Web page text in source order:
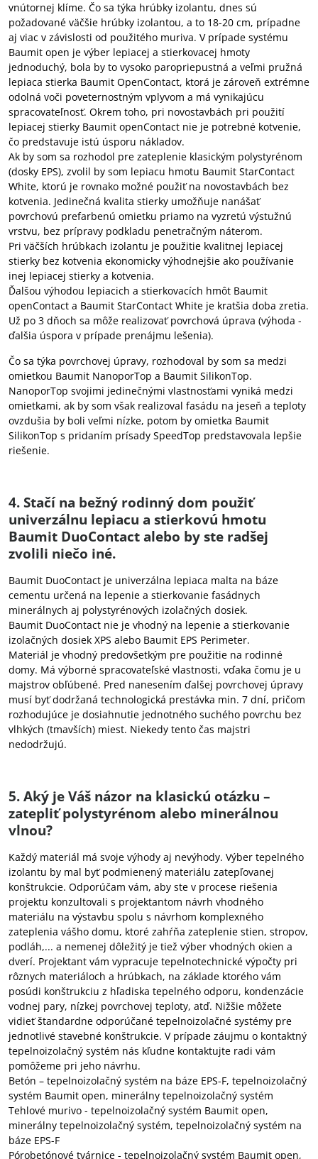
vnútornej klíme. Čo sa týka hrúbky izolantu, dnes sú
požadované väčšie hrúbky izolantou, a to 18-20 cm, prípadne
aj viac v závislosti od použitého muriva. V prípade systému
Baumit open je výber lepiacej a stierkovacej hmoty
jednoduchý, bola by to vysoko paropriepustná a veľmi pružná
lepiaca stierka Baumit OpenContact, ktorá je zároveň extrémne
odolná voči poveternostným vplyvom a má vynikajúcu
spracovateľnosť. Okrem toho, pri novostavbách pri použití
lepiacej stierky Baumit openContact nie je potrebné kotvenie,
čo predstavuje istú úsporu nákladov.
Ak by som sa rozhodol pre zateplenie klasickým polystyrénom
(dosky EPS), zvolil by som lepiacu hmotu Baumit StarContact
White, ktorú je rovnako možné použiť na novostavbách bez
kotvenia. Jedinečná kvalita stierky umožňuje nanášať
povrchovú prefarbenú omietku priamo na vyzretú výstužnú
vrstvu, bez prípravy podkladu penetračným náterom.
Pri väčších hrúbkach izolantu je použitie kvalitnej lepiacej
stierky bez kotvenia ekonomicky výhodnejšie ako používanie
inej lepiacej stierky a kotvenia.
Ďalšou výhodou lepiacich a stierkovacích hmôt Baumit
openContact a Baumit StarContact White je kratšia doba zretia.
Už po 3 dňoch sa môže realizovať povrchová úprava (výhoda -
ďalšia úspora v prípade prenájmu lešenia).
Čo sa týka povrchovej úpravy, rozhodoval by som sa medzi
omietkou Baumit NanoporTop a Baumit SilikonTop.
NanoporTop svojimi jedinečnými vlastnosťami vyniká medzi
omietkami, ak by som však realizoval fasádu na jeseň a teploty
ovzdušia by boli veľmi nízke, potom by omietka Baumit
SilikonTop s pridaním prísady SpeedTop predstavovala lepšie
riešenie.
4. Stačí na bežný rodinný dom použiť
univerzálnu lepiacu a stierkovú hmotu
Baumit DuoContact alebo by ste radšej
zvolili niečo iné.
Baumit DuoContact je univerzálna lepiaca malta na báze
cementu určená na lepenie a stierkovanie fasádnych
minerálnych aj polystyrénových izolačných dosiek.
Baumit DuoContact nie je vhodný na lepenie a stierkovanie
izolačných dosiek XPS alebo Baumit EPS Perimeter.
Materiál je vhodný predovšetkým pre použitie na rodinné
domy. Má výborné spracovateľské vlastnosti, vďaka čomu je u
majstrov obľúbené. Pred nanesením ďalšej povrchovej úpravy
musí byť dodržaná technologická prestávka min. 7 dní, pričom
rozhodujúce je dosiahnutie jednotného suchého povrchu bez
vlhkých (tmavších) miest. Niekedy tento čas majstri
nedodržujú.
5. Aký je Váš názor na klasickú otázku –
zatepliť polystyrénom alebo minerálnou
vlnou?
Každý materiál má svoje výhody aj nevýhody. Výber tepelného
izolantu by mal byť podmienený materiálu zatepľovanej
konštrukcie. Odporúčam vám, aby ste v procese riešenia
projektu konzultovali s projektantom návrh vhodného
materiálu na výstavbu spolu s návrhom komplexného
zateplenia vášho domu, ktoré zahŕňa zateplenie stien, stropov,
podláh,... a nemenej dôležitý je tiež výber vhodných okien a
dverí. Projektant vám vypracuje tepelnotechnické výpočty pri
rôznych materiáloch a hrúbkach, na základe ktorého vám
posúdi konštrukciu z hľadiska tepelného odporu, kondenzácie
vodnej pary, nízkej povrchovej teploty, atď. Nižšie môžete
vidieť štandardne odporúčané tepelnoizolačné systémy pre
jednotlivé stavebné konštrukcie. V prípade záujmu o kontaktný
tepelnoizolačný systém nás kľudne kontaktujte radi vám
pomôžeme pri jeho návrhu.
Betón – tepelnoizolačný systém na báze EPS-F, tepelnoizolačný
systém Baumit open, minerálny tepelnoizolačný systém
Tehlové murivo - tepelnoizolačný systém Baumit open,
minerálny tepelnoizolačný systém, tepelnoizolačný systém na
báze EPS-F
Pórobetónové tvárnice - tepelnoizolačný systém Baumit open,